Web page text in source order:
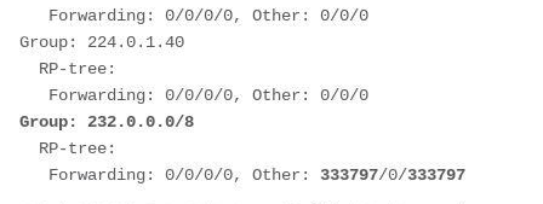
Forwarding: 0/0/0/0, Other: 0/0/0
Group: 224.0.1.40
RP-tree:
Forwarding: 0/0/0/0, Other: 0/0/0
Group: 232.0.0.0/8
RP-tree:
Forwarding: 0/0/0/0, Other: 333797/0/333797